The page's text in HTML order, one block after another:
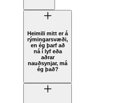
Heimili mitt er á
rýmingarsvæði,
en ég þarf að
ná í lyf eða
aðrar
nauðsynjar, má
ég það?